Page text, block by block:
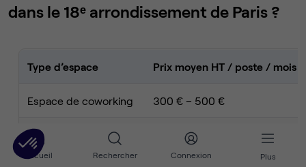
Accueil Rechercher Connexion Plus
dans le 18ᵉ arrondissement de Paris ?
Type d’espace Prix moyen HT / poste / mois
Espace de coworking 300 € – 500 €
Bureau privatif 450 € – 650 €